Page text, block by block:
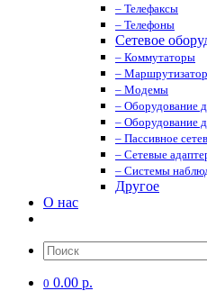
– Телефаксы
– Телефоны
Сетевое
– Коммутаторы
–
– Модемы
– Оборудование
– Оборудование
– Пассивное
– Сетевые
– Системы
Другое
О нас
0 0.00 р.